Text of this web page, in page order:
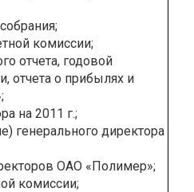
комиссии;
отчета, годовой
отчета о прибылях и
на 2011 г.;
генерального директора
ОАО «Полимер»;
комиссии;